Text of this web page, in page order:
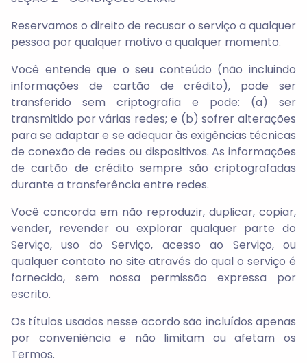
Reservamos o direito de recusar o serviço a qualquer
pessoa por qualquer motivo a qualquer momento.
Você entende que o seu conteúdo (não incluindo
informações de cartão de crédito), pode ser
transferido sem criptografia e pode: (a) ser
transmitido por várias redes; e (b) sofrer alterações
para se adaptar e se adequar às exigências técnicas
de conexão de redes ou dispositivos. As informações
de cartão de crédito sempre são criptografadas
durante a transferência entre redes.
Você concorda em não reproduzir, duplicar, copiar,
vender, revender ou explorar qualquer parte do
Serviço, uso do Serviço, acesso ao Serviço, ou
qualquer contato no site através do qual o serviço é
fornecido, sem nossa permissão expressa por
escrito.
Os títulos usados nesse acordo são incluídos apenas
por conveniência e não limitam ou afetam os
Termos.